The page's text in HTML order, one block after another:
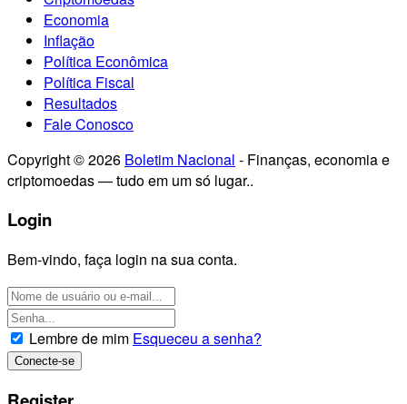
Economia
Inflação
Política Econômica
Política Fiscal
Resultados
Fale Conosco
Copyright © 2026 Boletim Nacional - Finanças, economia e
criptomoedas — tudo em um só lugar..
Login
Bem-vindo, faça login na sua conta.
Lembre de mim Esqueceu a senha?